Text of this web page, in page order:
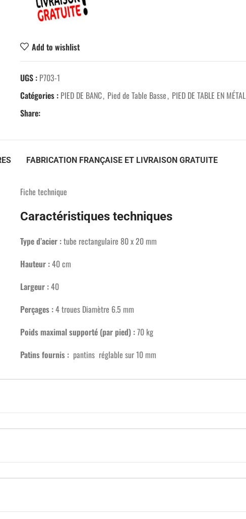
Add to wishlist
UGS : P703-1
Catégories : PIED DE BANC, Pied de Table Basse, PIED DE TABLE EN MÉTAL
Share:
FABRICATION FRANÇAISE ET LIVRAISON GRATUITE
Fiche technique
Caractéristiques techniques
Type d’acier :tube rectangulaire 80 x 20 mm
Hauteur :40 cm
Largeur :40
Perçages :4 troues Diamètre 6.5 mm
Poids maximal supporté (par pied) :70 kg
Patins fournis : pantins réglable sur 10 mm